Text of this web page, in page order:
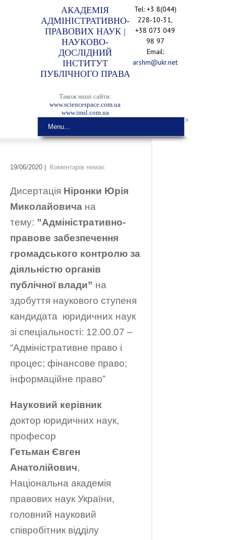
АКАДЕМІЯ
АДМІНІСТРАТИВНО-
ПРАВОВИХ НАУК |
НАУКОВО-
ДОСЛІДНИЙ
ІНСТИТУТ
ПУБЛІЧНОГО ПРАВА
Також наші сайти:
www.sciencespace.com.ua
www.imsl.com.ua
Tel: +3 8(044)
228-10-31,
+38 073 049
98 97
Email:
arshm@ukr.net
Menu...
>
19/06/2020 Коментарів немає
Дисертація Ніронки Юрія
Миколайовича на
тему: ”Адміністративно-
правове забезпечення
громадського контролю за
діяльністю органів
публічної влади” на
здобуття наукового ступеня
кандидата юридичних наук
зі спеціальності: 12.00.07 –
“Адміністративне право і
процес; фінансове право;
інформаційне право”
Науковий керівник
доктор юридичних наук,
професор
Гетьман Євген
Анатолійович,
Національна академія
правових наук України,
головний науковий
співробітник відділу